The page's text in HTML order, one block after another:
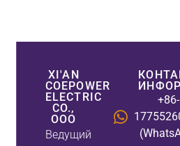
XI'AN
COEPOWER
ELECTRIC
CO.,
ООО
Ведущий
+86-